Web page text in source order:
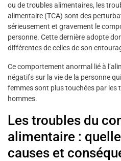
ou de troubles alimentaires, les
alimentaire (TCA) sont des
sérieusement et gravement le
personne. Cette dernière adopte
différentes de celles de son
Ce comportement anormal lié à
négatifs sur la vie de la personne
femmes sont plus touchées par les
hommes.
Les troubles du
alimentaire :
causes et